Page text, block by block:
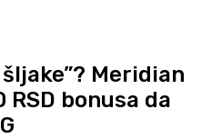
Meridian
bonusa da